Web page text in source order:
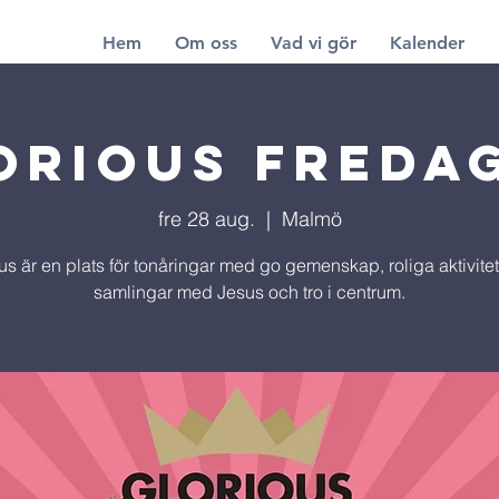
Hem Om oss Vad vi gör Kalender
fre 28 aug.
  |
Malmö
är en plats för tonåringar med go gemenskap, roliga
samlingar med Jesus och tro i centrum.